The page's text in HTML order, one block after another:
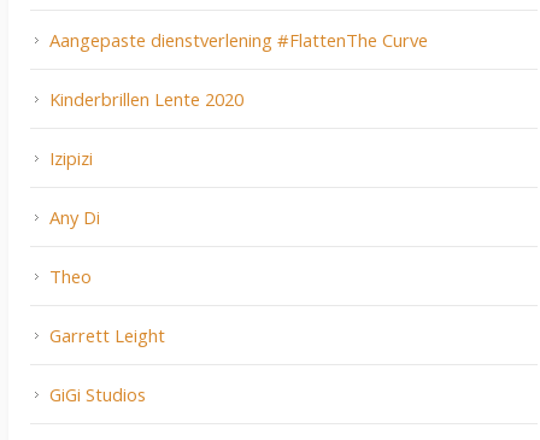
Aangepaste dienstverlening #FlattenThe Curve
Kinderbrillen Lente 2020
Izipizi
Any Di
Theo
Garrett Leight
GiGi Studios